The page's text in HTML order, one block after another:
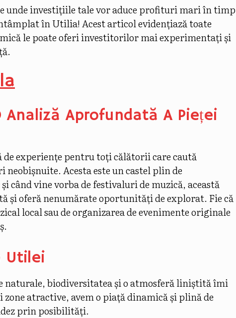
unde investițiile tale vor aduce profituri mari în timp
în Utilia! Acest articol evidențiază toate
le poate oferi investitorilor mai experimentați și
Aprofundată A Pieței
experiențe pentru toți călătorii care caută
Acesta este un castel plin de
vine vorba de festivaluri de muzică, această
și oferă nenumărate oportunități de explorat. Fie că
local sau de organizarea de evenimente originale
Utilei
naturale, biodiversitatea și o atmosferă liniștită îmi
atractive, avem o piață dinamică și plină de
prin posibilități.